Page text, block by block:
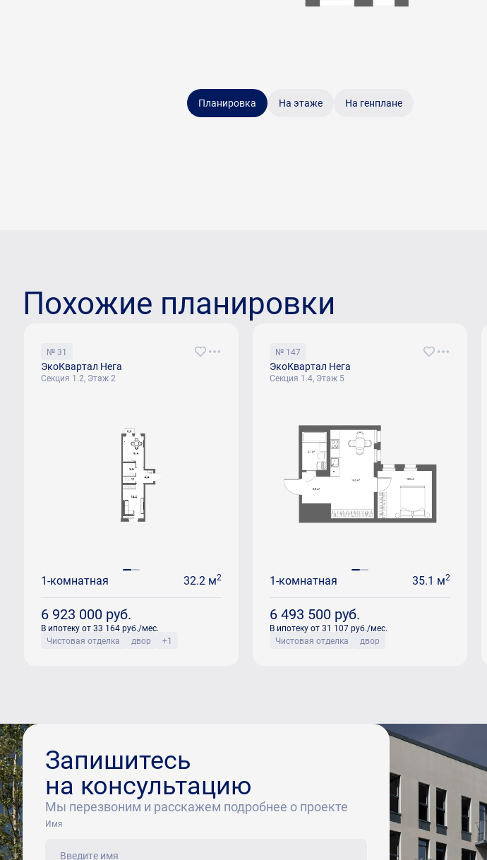
Планировка На этаже На генплане
Похожие планировки
№ 31
ЭкоКвартал Нега
Секция 1.2, Этаж 2
1-комнатная 32.2 м2
6 923 000 руб.
В ипотеку от 33 164 руб./мес.
Чистовая отделка
двор +1
№ 147
ЭкоКвартал Нега
Секция 1.4, Этаж 5
1-комнатная 35.1 м2
6 493 500 руб.
В ипотеку от 31 107 руб./мес.
Чистовая отделка
двор
Запишитесь
на консультацию
Мы перезвоним и расскажем подробнее о проекте
Имя